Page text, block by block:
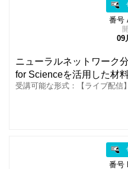
番号
09
ニューラルネットワーク
for Scienceを活用した材
受講可能な形式：【ライブ配信
番号